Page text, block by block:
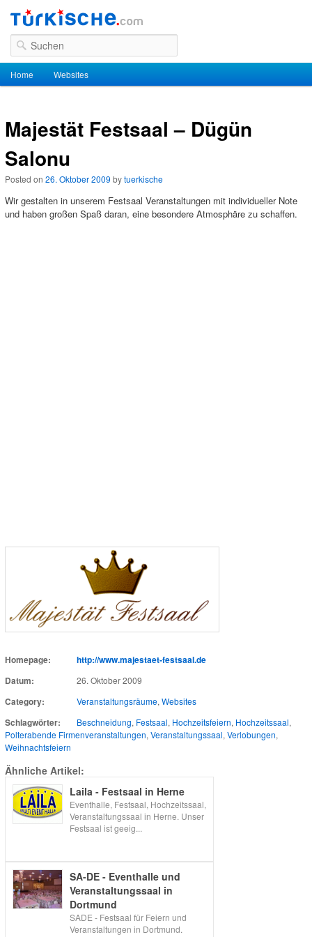
Suchen
Hauptmenü
Zum Inhalt wechseln
Zum sekundären Inhalt wechseln
Home Websites
Majestät Festsaal – Dügün
Salonu
Posted on 26. Oktober 2009 bytuerkische
Wir gestalten in unserem Festsaal Veranstaltungen mit individueller Note
und haben großen Spaß daran, eine besondere Atmosphäre zu schaffen.
Homepage:
http://www.majestaet-festsaal.de
Datum:
26. Oktober 2009
Category: Veranstaltungsräume, Websites
Schlagwörter: Beschneidung, Festsaal, Hochzeitsfeiern, Hochzeitssaal,
Polterabende Firmenveranstaltungen, Veranstaltungssaal, Verlobungen,
Weihnachtsfeiern
Ähnliche Artikel:
Laila - Festsaal in Herne
Eventhalle, Festsaal, Hochzeitssaal,
Veranstaltungssaal in Herne. Unser
Festsaal ist geeig...
SA-DE - Eventhalle und
Veranstaltungssaal in
Dortmund
SADE - Festsaal für Feiern und
Veranstaltungen in Dortmund.